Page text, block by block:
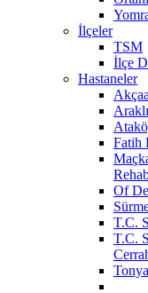
İlçeler
TSM
İlçe
Hastaneler
Fatih
Of
T.C.
T.C.